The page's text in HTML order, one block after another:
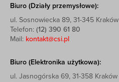
Biuro (Działy przemysłowe):
ul. Sosnowiecka 89, 31-345 Kraków
Telefon: (12) 390 61 80
Mail: kontakt@csi.pl
Biuro (Elektronika użytkowa):
ul. Jasnogórska 69, 31-358 Kraków